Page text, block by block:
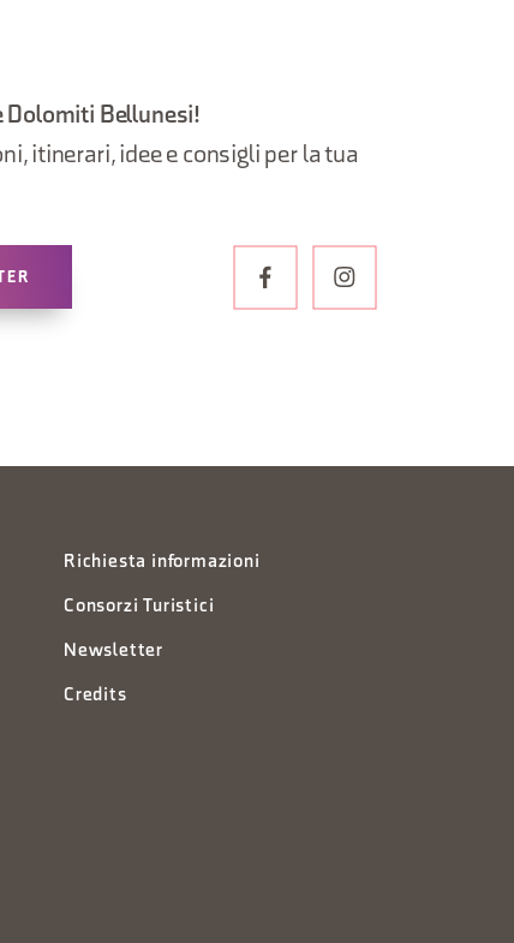
Dolomiti Bellunesi!
itinerari, idee e consigli per la tua
Richiesta informazioni
Consorzi Turistici
Newsletter
Credits